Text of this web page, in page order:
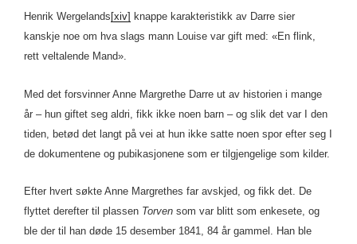
Henrik Wergelands [xiv] knappe karakteristikk av Darre sier
kanskje noe om hva slags mann Louise var gift med: «En flink,
rett veltalende Mand».
Med det forsvinner Anne Margrethe Darre ut av historien i mange
år – hun giftet seg aldri, fikk ikke noen barn – og slik det var I den
tiden, betød det langt på vei at hun ikke satte noen spor efter seg I
de dokumentene og pubikasjonene som er tilgjengelige som kilder.
Efter hvert søkte Anne Margrethes far avskjed, og fikk det. De
flyttet derefter til plassen Torven som var blitt som enkesete, og
ble der til han døde 15 desember 1841, 84 år gammel. Han ble